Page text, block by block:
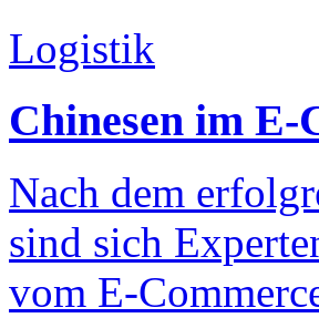
Logistik
Chinesen im E-
Nach dem
sind sich
vom E-